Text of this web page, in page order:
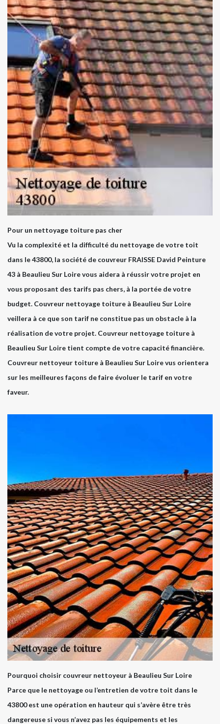
Pour un nettoyage toiture pas cher
Vu la complexité et la difficulté du nettoyage de votre toit
dans le 43800, la société de couvreur FRAISSE David Peinture
43 à Beaulieu Sur Loire vous aidera à réussir votre projet en
vous proposant des tarifs pas chers, à la portée de votre
budget. Couvreur nettoyage toiture à Beaulieu Sur Loire
veillera à ce que son tarif ne constitue pas un obstacle à la
réalisation de votre projet. Couvreur nettoyage toiture à
Beaulieu Sur Loire tient compte de votre capacité financière.
Couvreur nettoyeur toiture à Beaulieu Sur Loire vus orientera
sur les meilleures façons de faire évoluer le tarif en votre
faveur.
Pourquoi choisir couvreur nettoyeur à Beaulieu Sur Loire
Parce que le nettoyage ou l’entretien de votre toit dans le
43800 est une opération en hauteur qui s’avère être très
dangereuse si vous n’avez pas les équipements et les